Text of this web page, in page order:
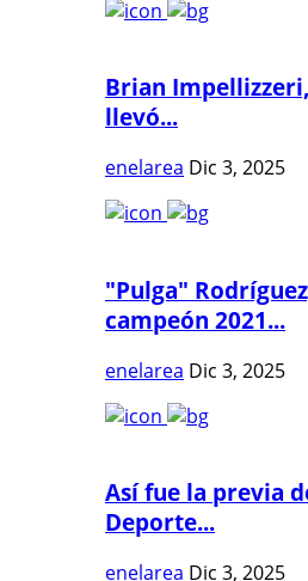
Brian
llevó...
enelarea Dic 3, 2025
"Pulga"
campeón 2021...
enelarea Dic 3, 2025
Así fue la previa
Deporte...
enelarea Dic 3, 2025